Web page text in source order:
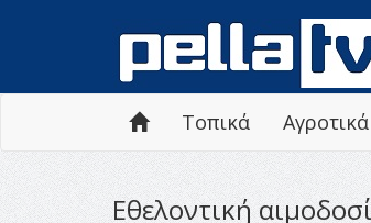
Τοπικά Αγροτικά
Εθελοντική